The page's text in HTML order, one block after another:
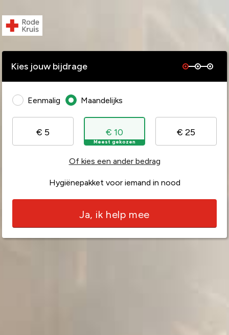
Kies jouw bijdrage
Eenmalig Maandelijks
€ 5 € 10
Meest gekozen
€ 25
Of kies een ander bedrag
Hygiënepakket voor iemand in nood
Ja, ik help mee